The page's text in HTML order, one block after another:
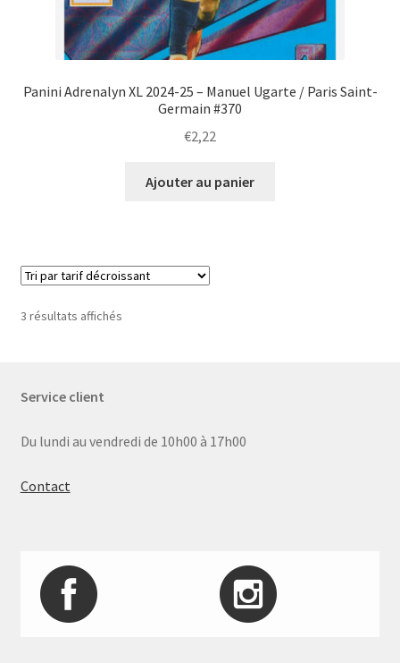
Panini Adrenalyn XL 2024-25 – Manuel Ugarte / Paris Saint-
Germain #370
€2,22
Ajouter au panier
3 résultats affichésTrié
Service client
Du lundi au vendredi de 10h00 à 17h00
Contact